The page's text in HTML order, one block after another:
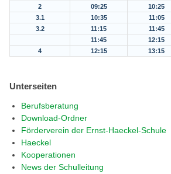
2
09:25 10:25
3.1
10:35 11:05
3.2
11:15 11:45
11:45
12:15
4
12:15 13:15
Unterseiten
Berufsberatung
Download-Ordner
Förderverein der Ernst-Haeckel-Schule
Haeckel
Kooperationen
News der Schulleitung